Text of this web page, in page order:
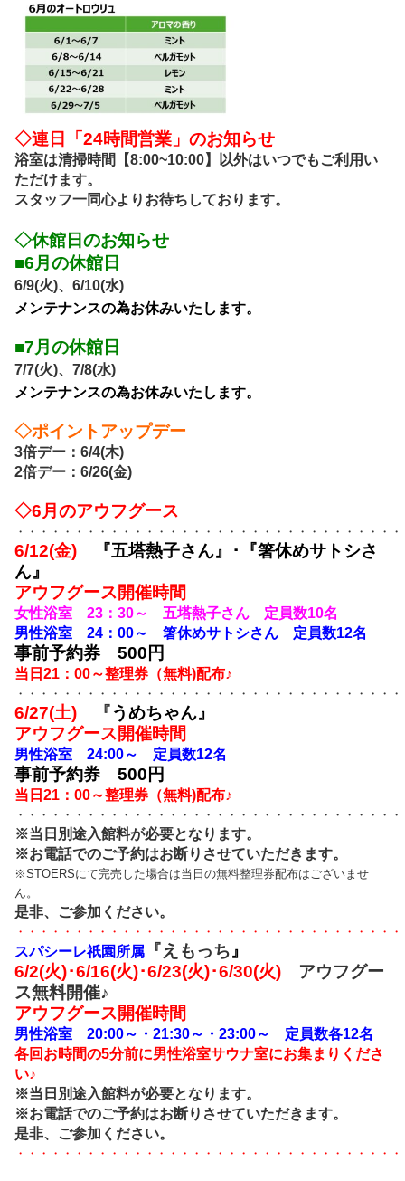
◇連日「24時間営業」のお知らせ
浴室は清掃時間【8:00~10:00】以外はいつでもご利用い
ただけます。
スタッフ一同心よりお待ちしております。
◇休館日のお知らせ
■6月 の休館日
6/9(火)、6/10(水)
メンテナンスの為お休みいたします。
■7月の休館日
7/7(火)、7/8(水)
メンテナンスの為お休みいたします。
◇ポイントアップデー
3倍デー：6/4(木)
2倍デー：6/26(金)
◇6月のアウフグース
・・・・・・・・・・・・・・・・・・・・・・・・・・・・・・・・
6/12(金)
『五塔熱子さん』･『箸休めサトシさ
ん』
アウフグース開催時間
女性浴室 23：30～ 五塔熱子さん 定員数10名
男性浴室 24：00～ 箸休めサトシさん 定員数12名
事前予約券 500円
当日21：00～整理券（無料)配布♪
・・・・・・・・・・・・・・・・・・・・・・・・・・・・・・・・
6/27(土) 『うめちゃん』
アウフグース開催時間
男性浴室 24:00～ 定員数12名
事前予約券 500円
当日21：00～整理券（無料)配布♪
・・・・・・・・・・・・・・・・・・・・・・・・・・・・・・・・
※当日別途入館料が必要となります。
※お電話でのご予約はお断りさせていただきます。
※STOERSにて完売した場合は当日の無料整理券配布はございませ
ん。
是非、ご参加ください。
・・・・・・・・・・・・・・・・・・・・・・・・・・・・・・・・
スパシーレ祇園所属 『えもっち』
6/2(火)･6/16(火)･6/23(火)･6/30(火) アウフグー
ス無料開催♪
アウフグース開催時間
男性浴室 20:00～・21:30～・23:00～ 定員数各12名
各回お時間の5分前に男性浴室サウナ室にお集まりくださ
い♪
※当日別途入館料が必要となります。
※お電話でのご予約はお断りさせていただきます。
是非、ご参加ください。
・・・・・・・・・・・・・・・・・・・・・・・・・・・・・・・・